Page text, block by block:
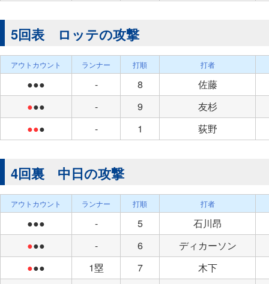
5回表 ロッテの攻撃
アウトカウント ランナー 打順 打者
●●● - 8
佐藤
●●● - 9
友杉
●●● - 1 荻野
4回裏 中日の攻撃
アウトカウント ランナー 打順 打者
●●● - 5
石川昂
●●● - 6
ディカーソン
●●● 1塁 7
木下